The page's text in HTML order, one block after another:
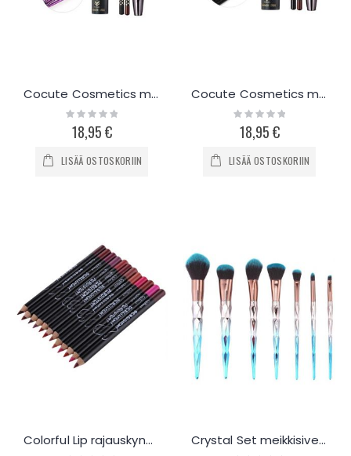
Cocute Cosmetics meikkisetti - B
Rating:
0%
18,95 €
LISÄÄ OSTOSKORIIN
Cocute Cosmetics meikkisetti - C
Rating:
0%
18,95 €
LISÄÄ OSTOSKORIIN
Colorful Lip rajauskynä huulille 12kpl Crystal Set meikkisiveltimet, 7kpl